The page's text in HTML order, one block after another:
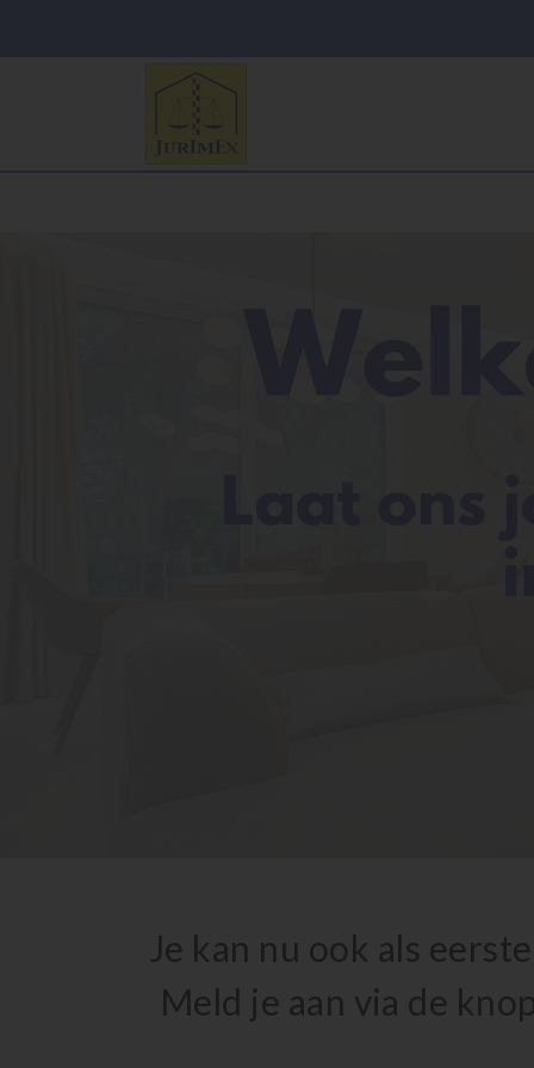
Je kan nu ook als
Meld je aan via de